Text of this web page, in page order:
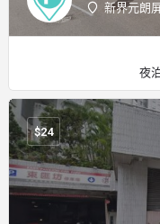
新界元朗
夜
$24